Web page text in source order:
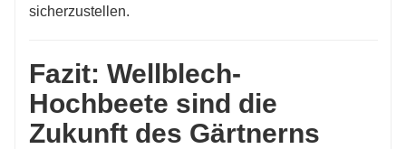
sicherzustellen.
Fazit: Wellblech-
Hochbeete sind die
Zukunft des Gärtnerns